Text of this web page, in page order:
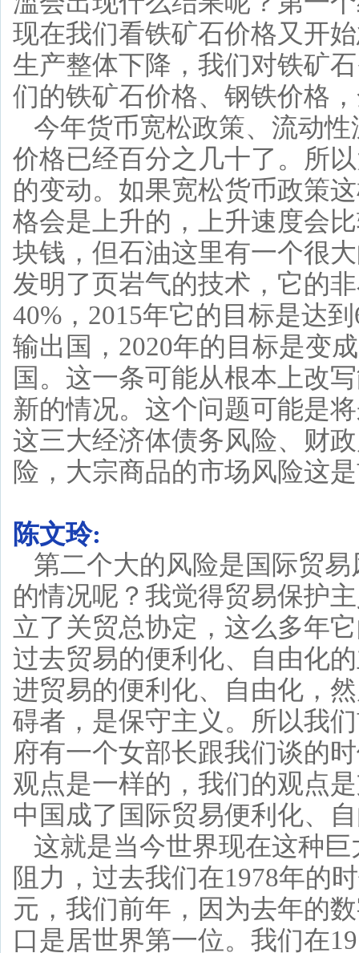
现在我们看铁矿石价格又开
生产整体下降，我们对铁矿
们的铁矿石价格、钢铁价格
今年货币宽松政策、流动
价格已经百分之几十了。所
的变动。如果宽松货币政策
格会是上升的，上升速度会
块钱，但石油这里有一个很
发明了页岩气的技术，它的
40%，2015年它的目标是达
输出国，2020年的目标是变
国。这一条可能从根本上改
新的情况。这个问题可能是
这三大经济体债务风险、财
险，大宗商品的市场风险这
陈文玲:
第二个大的风险是国际贸
的情况呢？我觉得贸易保护
立了关贸总协定，这么多年
过去贸易的便利化、自由化
进贸易的便利化、自由化，
碍者，是保守主义。所以我
府有一个女部长跟我们谈的
观点是一样的，我们的观点
中国成了国际贸易便利化、
这就是当今世界现在这种
阻力，过去我们在1978年的
元，我们前年，因为去年的
口是居世界第一位。我们在